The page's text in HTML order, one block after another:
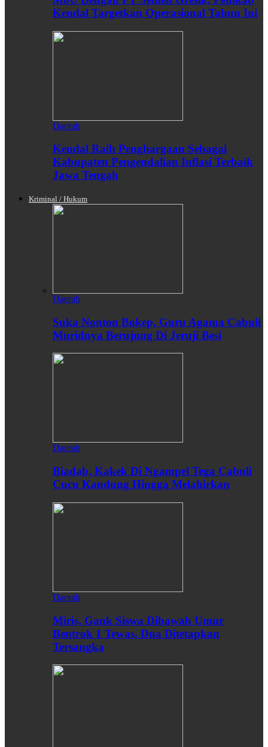
Kendal Targetkan Operasional Tahun Ini
Daerah
Kendal Raih Penghargaan Sebagai
Kabupaten Pengendalian Inflasi Terbaik
Jawa Tengah
Kriminal / Hukum
Daerah
Suka Nonton Bokep, Guru Agama Cabuli
Muridnya Berujung Di Jeruji Besi
Daerah
Biadab, Kakek Di Ngampel Tega Cabuli
Cucu Kandung Hingga Melahirkan
Daerah
Miris, Gank Siswa Dibawah Umur
Bentrok 1 Tewas, Dua Ditetapkan
Tersangka